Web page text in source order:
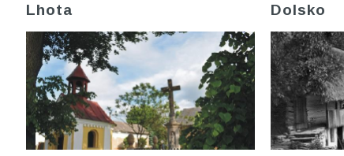
Lhota Dolsko